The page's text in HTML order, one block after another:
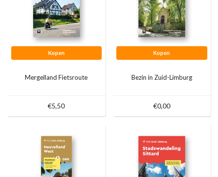
Kopen
Mergelland Fietsroute
€5,50
Kopen
Bezin in Zuid-Limburg
€0,00